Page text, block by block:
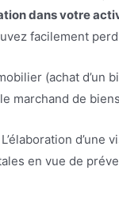
dans votre
facilement
(achat
marchand de
en vue de